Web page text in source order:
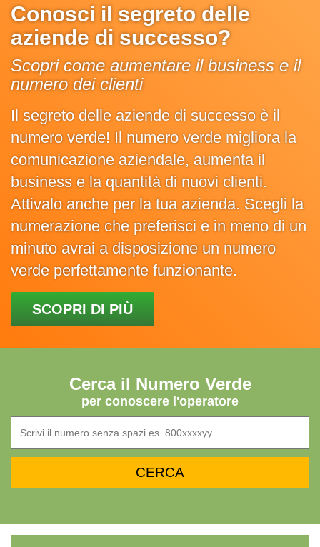
Conosci il segreto delle
aziende di successo?
Scopri come aumentare il business e il
numero dei clienti
Il segreto delle aziende di successo è il
numero verde! Il numero verde migliora la
comunicazione aziendale, aumenta il
business e la quantità di nuovi clienti.
Attivalo anche per la tua azienda. Scegli la
numerazione che preferisci e in meno di un
minuto avrai a disposizione un numero
verde perfettamente funzionante.
SCOPRI DI PIÙ
Cerca il Numero Verde
per conoscere l'operatore